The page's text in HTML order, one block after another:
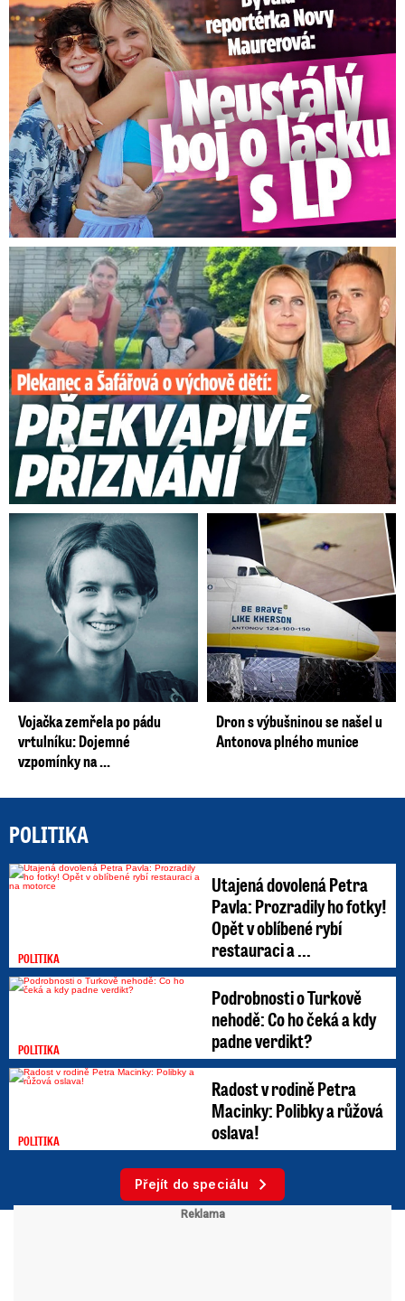
Plekanec a Šafářová o výchově dětí: Překvapivé přiznání
Vojačka zemřela po pádu
vrtulníku: Dojemné
vzpomínky na ...
Dron s výbušninou se našel u
Antonova plného munice
POLITIKA
POLITIKA
Utajená dovolená Petra
Pavla: Prozradily ho fotky!
Opět v oblíbené rybí
restauraci a ...
POLITIKA
Podrobnosti o Turkově
nehodě: Co ho čeká a kdy
padne verdikt?
POLITIKA
Radost v rodině Petra
Macinky: Polibky a růžová
oslava!
Přejít do speciálu